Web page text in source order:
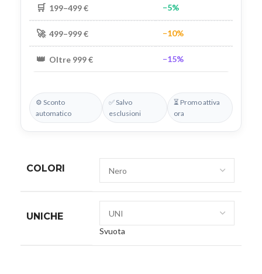
🛒 199–499 € −5%
🚀 499–999 € −10%
👑 Oltre 999 € −15%
⚙️ Sconto
automatico
✅ Salvo
esclusioni
⏳ Promo attiva
ora
COLORI
UNICHE
Svuota